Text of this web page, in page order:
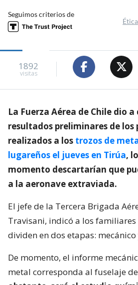
Seguimos criterios de
1892
visitas
La Fuerza Aérea de Chile dio
resultados preliminares de
realizados a los trozos de
lugareños el jueves en Tirúa,
momento descartarían que
a la aeronave extraviada.
El jefe de la Tercera Brigada
Travisani, indicó a los
dividen en dos etapas:
De momento, el informe
metal corresponda al fuselaje